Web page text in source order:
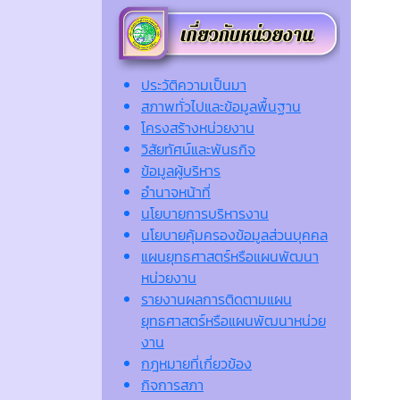
ประวัติความเป็นมา
สภาพทั่วไปและข้อมูลพื้นฐาน
โครงสร้างหน่วยงาน
วิสัยทัศน์และพันธกิจ
ข้อมูลผู้บริหาร
อำนาจหน้าที่
นโยบายการบริหารงาน
นโยบายคุ้มครองข้อมูลส่วนบุคคล
แผนยุทธศาสตร์หรือแผนพัฒนา
หน่วยงาน
รายงานผลการติดตามแผน
ยุทธศาสตร์หรือแผนพัฒนาหน่วย
งาน
กฎหมายที่เกี่ยวข้อง
กิจการสภา